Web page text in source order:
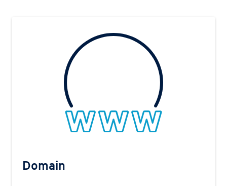
Domain